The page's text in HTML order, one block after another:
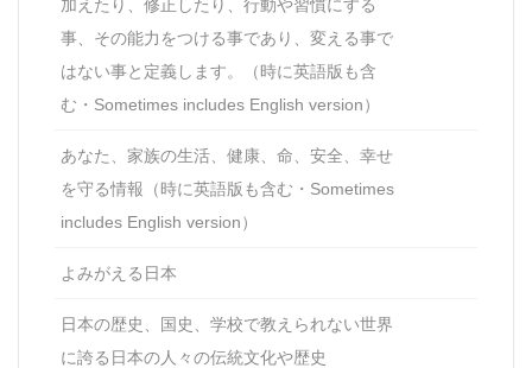
加えたり、修正したり、行動や習慣にする
事、その能力をつける事であり、変える事で
はない事と定義します。（時に英語版も含
む・Sometimes includes English version）
あなた、家族の生活、健康、命、安全、幸せ
を守る情報（時に英語版も含む・Sometimes
includes English version）
よみがえる日本
日本の歴史、国史、学校で教えられない世界
に誇る日本の人々の伝統文化や歴史